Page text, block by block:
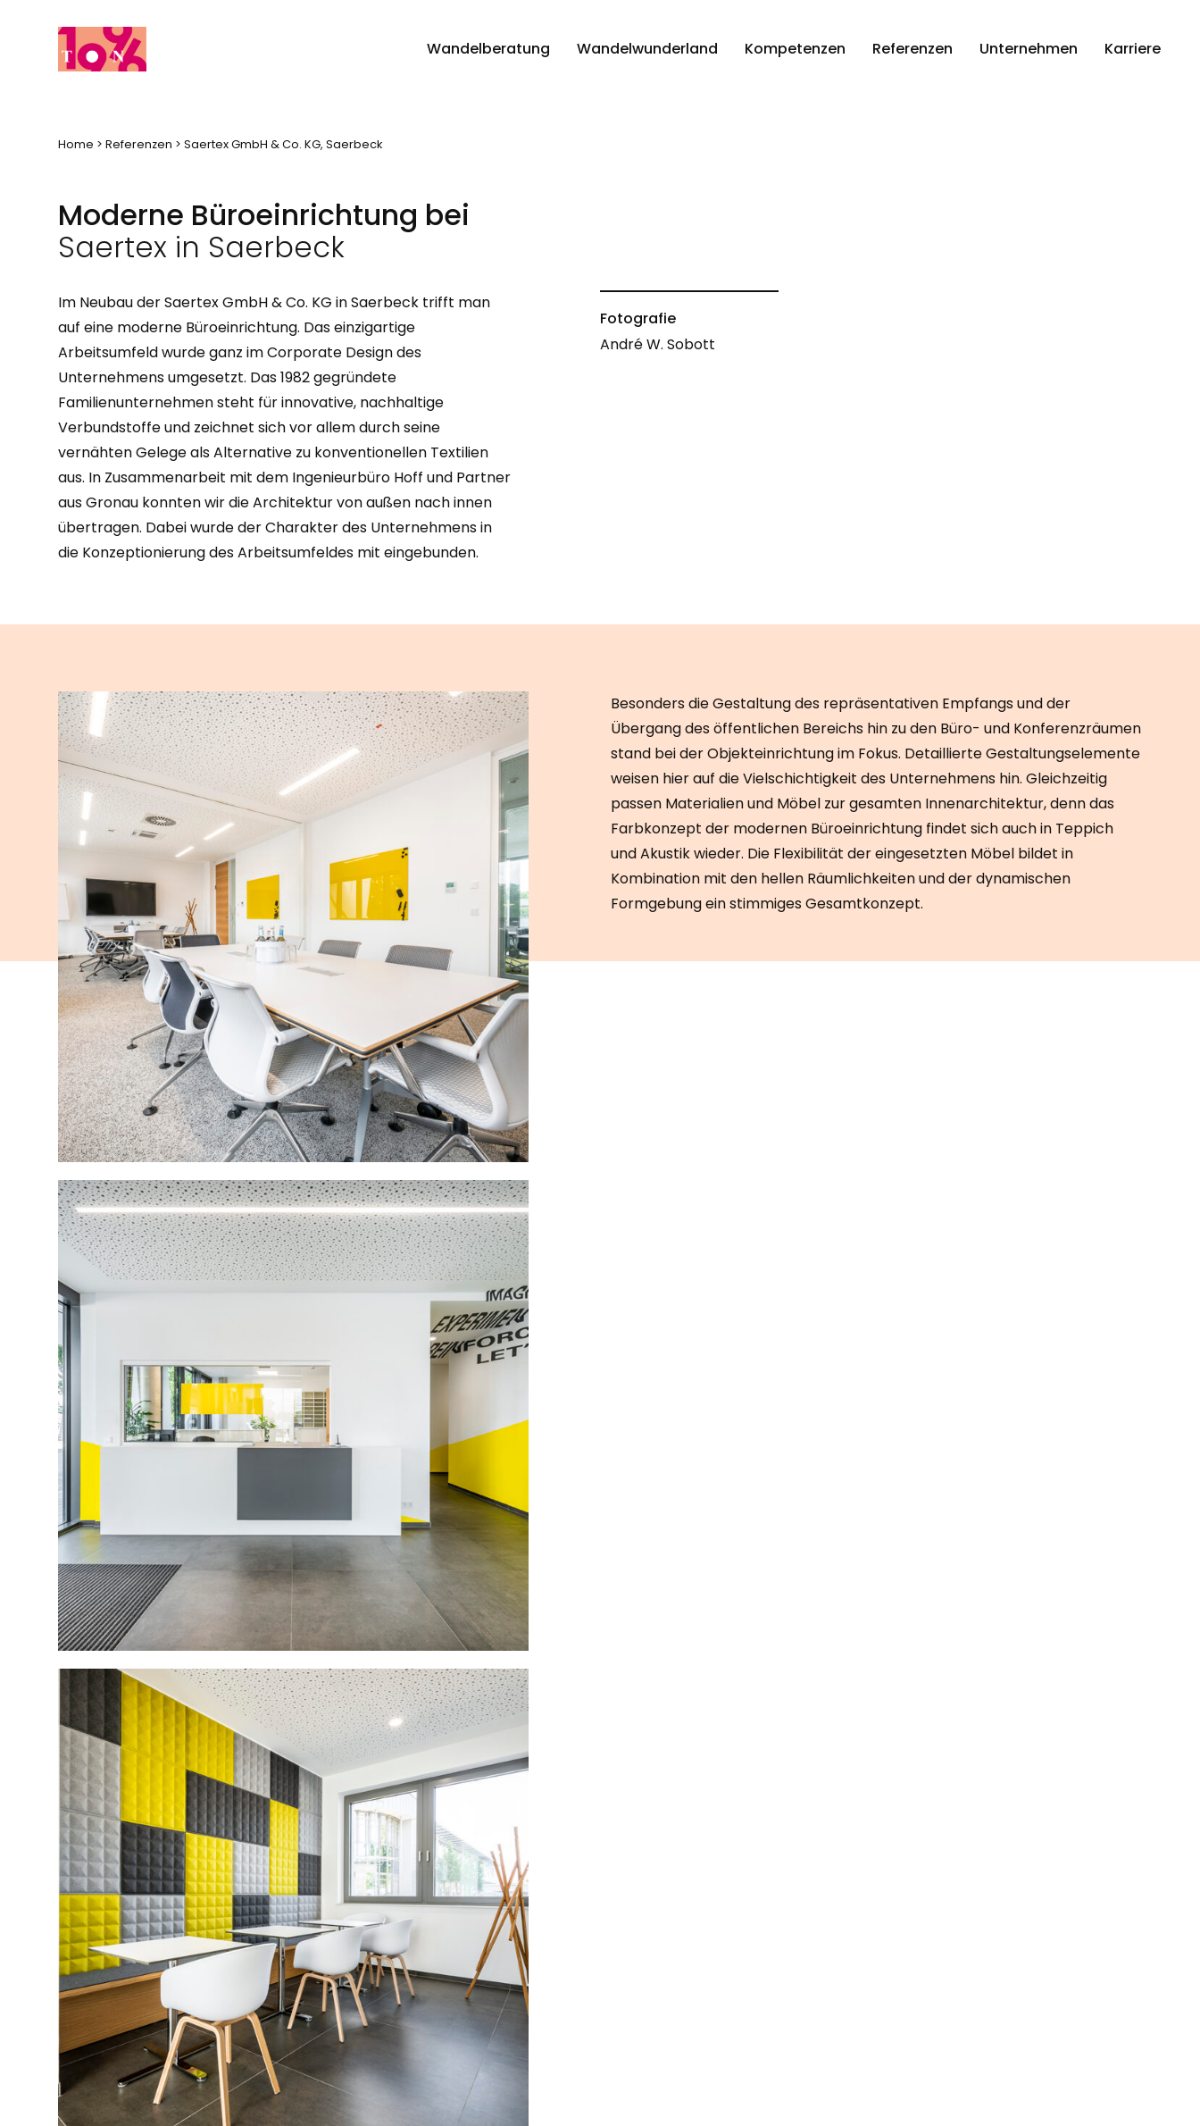
Wandelberatung Wandelwunderland Kompetenzen Referenzen Unternehmen Karriere
Home > Referenzen > Saertex GmbH & Co. KG, Saerbeck
Moderne Büroeinrichtung bei
Saertex in Saerbeck
Im Neubau der Saertex GmbH & Co. KG in Saerbeck trifft man
auf eine moderne Büroeinrichtung. Das einzigartige
Arbeitsumfeld wurde ganz im Corporate Design des
Unternehmens umgesetzt. Das 1982 gegründete
Familienunternehmen steht für innovative, nachhaltige
Verbundstoffe und zeichnet sich vor allem durch seine
vernähten Gelege als Alternative zu konventionellen Textilien
aus. In Zusammenarbeit mit dem Ingenieurbüro Hoff und Partner
aus Gronau konnten wir die Architektur von außen nach innen
übertragen. Dabei wurde der Charakter des Unternehmens in
die Konzeptionierung des Arbeitsumfeldes mit eingebunden.
Fotografie
André W. Sobott
Besonders die Gestaltung des repräsentativen Empfangs und der
Übergang des öffentlichen Bereichs hin zu den Büro- und Konferenzräumen
stand bei der Objekteinrichtung im Fokus. Detaillierte Gestaltungselemente
weisen hier auf die Vielschichtigkeit des Unternehmens hin. Gleichzeitig
passen Materialien und Möbel zur gesamten Innenarchitektur, denn das
Farbkonzept der modernen Büroeinrichtung findet sich auch in Teppich
und Akustik wieder. Die Flexibilität der eingesetzten Möbel bildet in
Kombination mit den hellen Räumlichkeiten und der dynamischen
Formgebung ein stimmiges Gesamtkonzept.